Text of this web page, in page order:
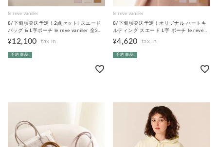
le reve vaniller
8/下旬頃発送予定！2点セット! スエード
バッグ & L字ポーチ le reve vaniller 全3色
｜lvn939-2293【1】
¥12,100
予約商品
le reve vaniller
8/下旬頃発送予定！オリジナル ハートキ
ルティング スエード L字 ポーチ le reve
vaniller 全3色｜lvn937-2264【1】
¥4,620
予約商品